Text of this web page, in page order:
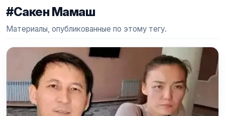
#Сакен Мамаш
Материалы, опубликованные по этому тегу.